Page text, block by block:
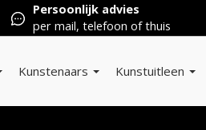
Persoonlijk advies
per mail, telefoon of thuis
Kunstenaars Kunstuitleen